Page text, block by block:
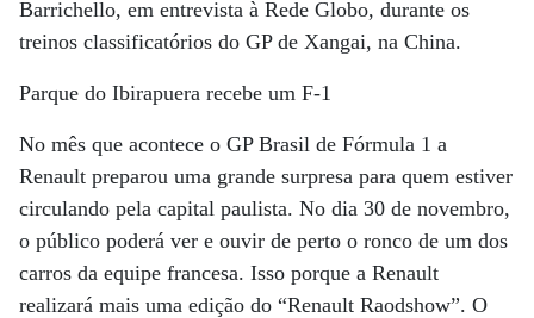
Barrichello, em entrevista à Rede Globo, durante os
treinos classificatórios do GP de Xangai, na China.
Parque do Ibirapuera recebe um F-1
No mês que acontece o GP Brasil de Fórmula 1 a
Renault preparou uma grande surpresa para quem estiver
circulando pela capital paulista. No dia 30 de novembro,
o público poderá ver e ouvir de perto o ronco de um dos
carros da equipe francesa. Isso porque a Renault
realizará mais uma edição do “Renault Raodshow”. O